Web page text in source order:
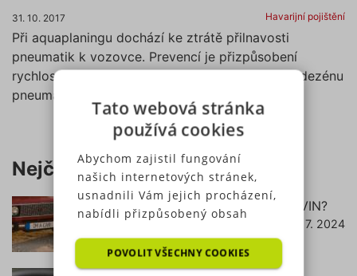
31. 10. 2017 Havarijní pojištění
Při aquaplaningu dochází ke ztrátě přilnavosti
pneumatik k vozovce. Prevencí je přizpůsobení
rychlosti povětrnostním podmínkám a kontrola dezénu
pneumatik.
Nejčtenější články
Jak zjistit pojištění podle RZ (SPZ) a VIN?
18. 7. 2024
Tato webová stránka
používá cookies
Abychom zajistil fungování
našich internetových stránek,
usnadnili Vám jejich procházení,
nabídli přizpůsobený obsah
analyzovat návštěvnost,
využíváme soubory cookies,
POVOLIT VŠECHNY COOKIES